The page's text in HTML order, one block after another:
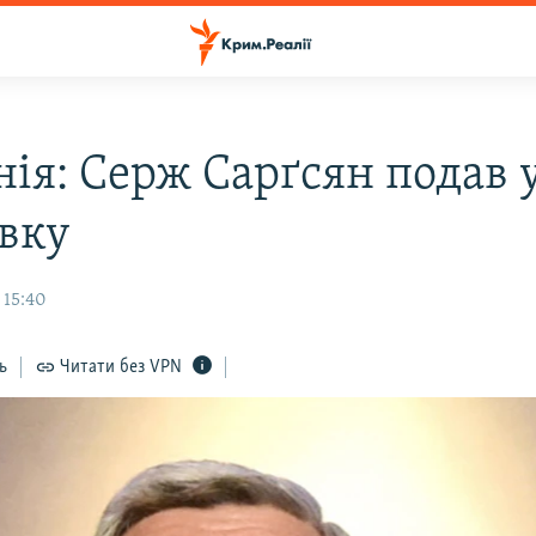
Серж Сарґсян подав
15:40
Читати без VPN